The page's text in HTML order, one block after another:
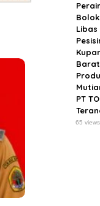
Bolok
Libas
PT
65 views